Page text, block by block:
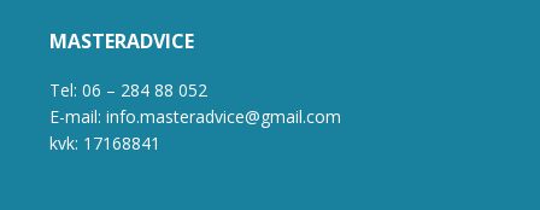
MASTERADVICE
Tel: 06 – 284 88 052
E-mail: info.masteradvice@gmail.com
kvk: 17168841